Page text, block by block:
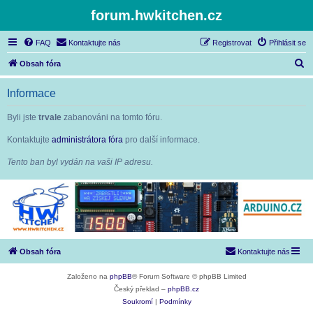
forum.hwkitchen.cz
FAQ Kontaktujte nás Přihlásit se
Registrovat
Obsah fóra
l
Informace
Byli jste trvale zabanováni na tomto fóru.
Kontaktujte administrátora fóra pro další informace.
Tento ban byl vydán na vaši IP adresu.
Obsah fóra Kontaktujte nás
Založeno na phpBB® Forum Software © phpBB Limited
Český překlad – phpBB.cz
Soukromí
Podmínky